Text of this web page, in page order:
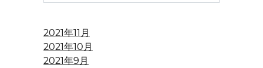
2021年11月
2021年10月
2021年9月